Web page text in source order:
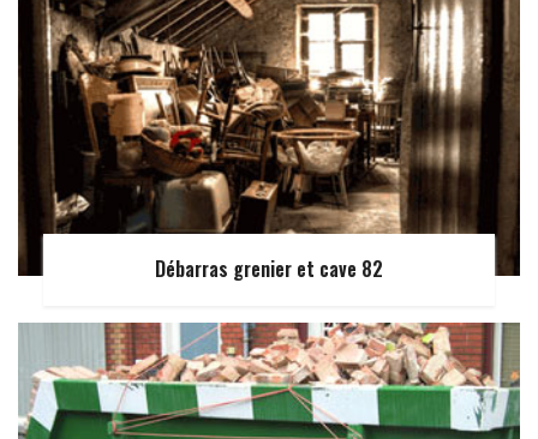
Débarras grenier et cave 82